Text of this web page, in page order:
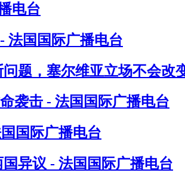
电台
法国国际广播电台
题，塞尔维亚立场不会改
袭击 - 法国国际广播电台
国际广播电台
异议 - 法国国际广播电台